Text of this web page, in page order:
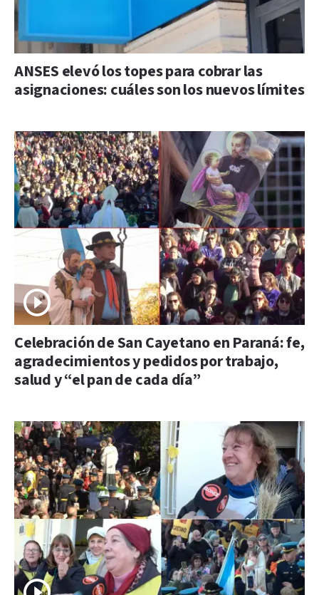
ANSES elevó los topes para cobrar las
asignaciones: cuáles son los nuevos límites
Celebración de San Cayetano en Paraná: fe,
agradecimientos y pedidos por trabajo,
salud y “el pan de cada día”